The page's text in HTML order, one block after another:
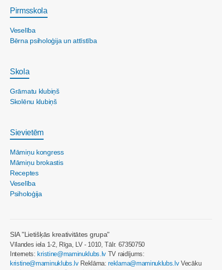
Pirmsskola
Veselība
Bērna psiholoģija un attīstība
Skola
Grāmatu klubiņš
Skolēnu klubiņš
Sievietēm
Māmiņu kongress
Māmiņu brokastis
Receptes
Veselība
Psiholoģija
SIA "Lietišķās kreativitātes grupa"
Vīlandes iela 1-2, Rīga, LV - 1010, Tālr. 67350750
Internets:kristine@maminuklubs.lv TV raidījums:
kristine@maminuklubs.lvReklāma:reklama@maminuklubs.lvVecāku